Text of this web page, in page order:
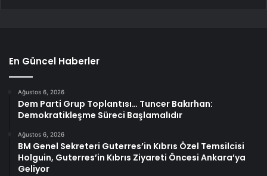
En Güncel Haberler
Ağustos 6, 2026
Dem Parti Grup Toplantısı… Tuncer Bakırhan:
Demokratikleşme Süreci Başlamalıdır
Ağustos 6, 2026
BM Genel Sekreteri Guterres’in Kıbrıs Özel Temsilcisi
Holguin, Guterres’in Kıbrıs Ziyareti Öncesi Ankara’ya
Geliyor